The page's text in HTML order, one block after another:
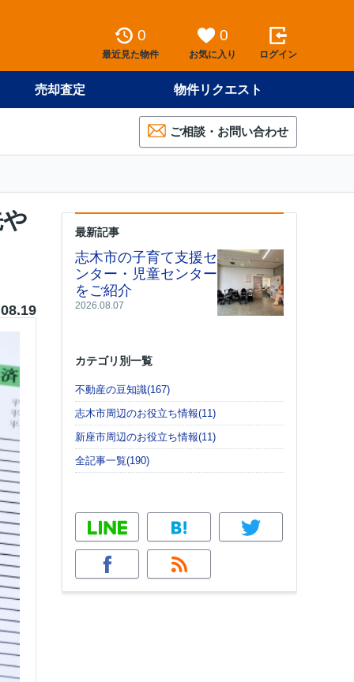
0
最近見た物件
0
お気に入り ログイン
売却査定 物件リクエスト
ご相談・お問い合わせ
最新記事
志木市の子育て支援セ
ンター・児童センター
をご紹介
2026.08.07
カテゴリ別一覧
不動産の豆知識(167)
志木市周辺のお役立ち情報(11)
新座市周辺のお役立ち情報(11)
全記事一覧(190)